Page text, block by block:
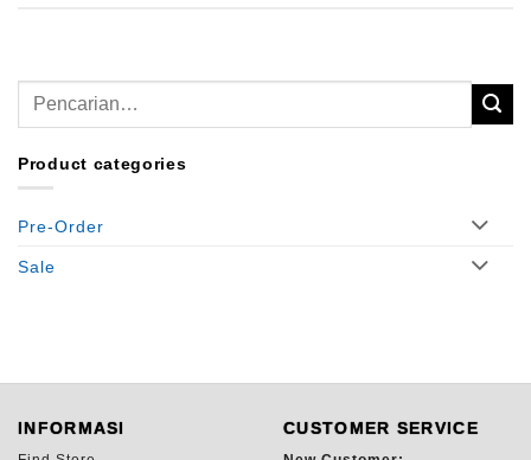
untuk:
Product categories
Pre-Order
Sale
INFORMASI CUSTOMER SERVICE